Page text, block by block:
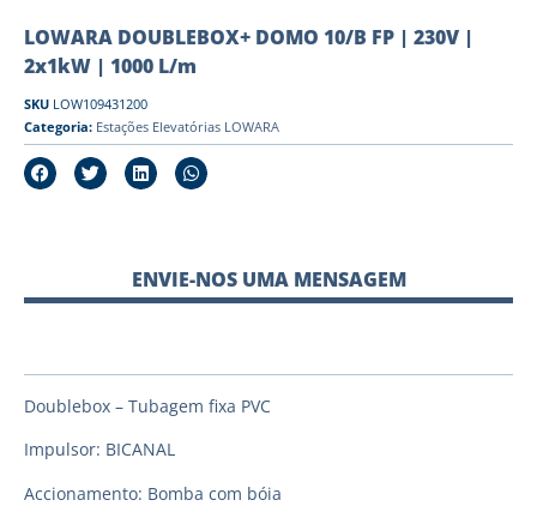
LOWARA DOUBLEBOX+ DOMO 10/B FP | 230V |
2x1kW | 1000 L/m
SKU LOW109431200
Categoria: Estações Elevatórias LOWARA
ENVIE-NOS UMA MENSAGEM
Doublebox – Tubagem fixa PVC
Impulsor: BICANAL
Accionamento: Bomba com bóia